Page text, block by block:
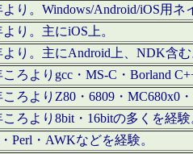
より。Windows/Android/iOS用
より。主にiOS上。
より。主にAndroid上、NDK含
ころよりgcc・MS-C・Borland
ころよりZ80・6809・MC680x0
ころより8bit・16bitの多くを経
Perl・AWKなどを経験。